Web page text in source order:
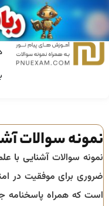
نمونه سوالات
نمونه سوالاتآشنایی با
ضروری برای موفقیت در
است که همراه پاسخنامه